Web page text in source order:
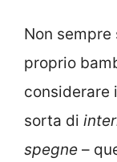
Non
proprio
considerare
sorta di
spegne –